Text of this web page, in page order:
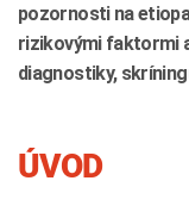
pozornosti na
rizikovými faktormi
diagnostiky,
ÚVOD